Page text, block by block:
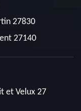
27830
27140
et Velux 27